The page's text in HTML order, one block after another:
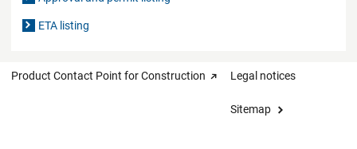
ETA listing
Product Contact Point for Construction Legal notices
Sitemap